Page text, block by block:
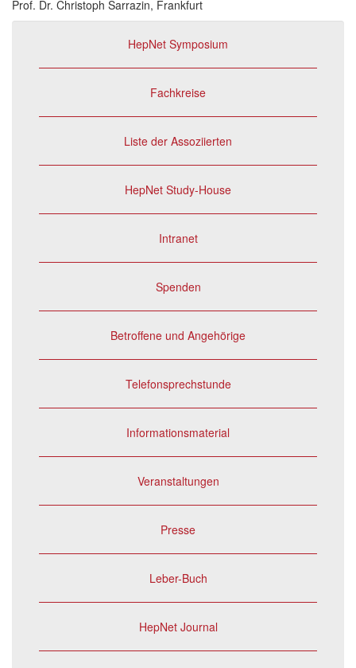
Prof. Dr. Christoph Sarrazin, Frankfurt
HepNet Symposium
Fachkreise
Liste der Assoziierten
HepNet Study-House
Intranet
Spenden
Betroffene und Angehörige
Telefonsprechstunde
Informationsmaterial
Veranstaltungen
Presse
Leber-Buch
HepNet Journal